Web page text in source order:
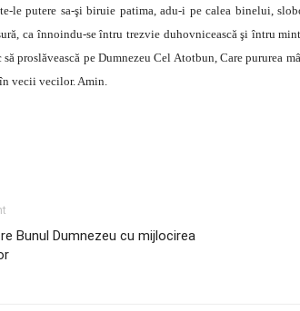
le putere sa-şi biruie patima, adu-i pe calea binelui,
ca înnoindu-se întru trezvie duhovnicească şi întru
proslăvească pe Dumnezeu Cel Atotbun, Care pururea
vecii vecilor. Amin.
Bunul Dumnezeu cu mijlocirea